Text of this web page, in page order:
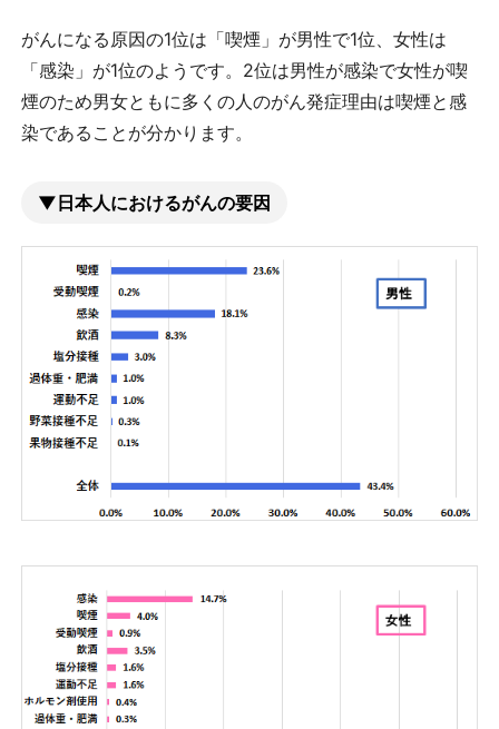
がんになる原因の1位は「喫煙」が男性で1位、女性は
「感染」が1位のようです。2位は男性が感染で女性が喫
煙のため男女ともに多くの人のがん発症理由は喫煙と感
染であることが分かります。
▼日本人におけるがんの要因